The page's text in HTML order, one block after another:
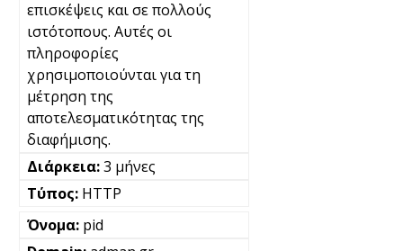
επισκέψεις και σε πολλούς
ιστότοπους. Αυτές οι
πληροφορίες
χρησιμοποιούνται για τη
μέτρηση της
αποτελεσματικότητας της
διαφήμισης.
3 μήνες
HTTP
pid